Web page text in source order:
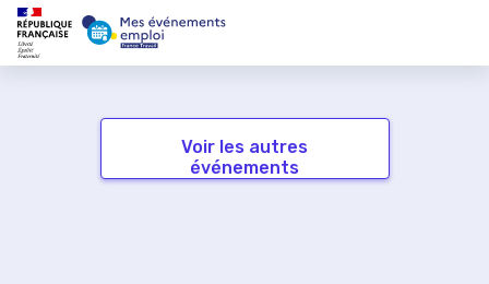
Voir les autres
événements